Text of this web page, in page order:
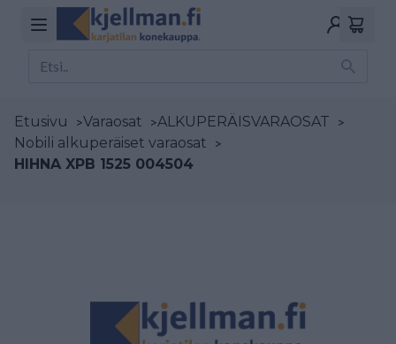
Etusivu >Varaosat >ALKUPERÄISVARAOSAT >
Nobili alkuperäiset varaosat >
HIHNA XPB 1525 004504